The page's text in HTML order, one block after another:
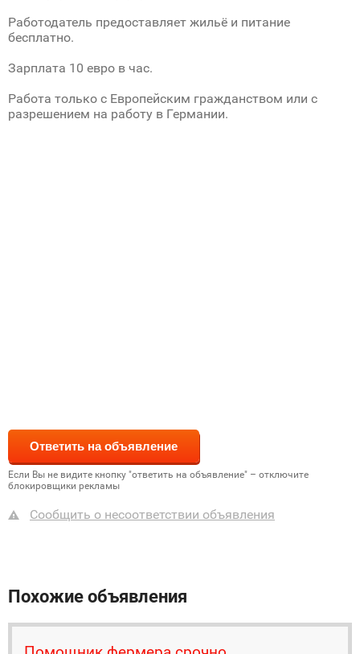
Работодатель предоставляет жильё и питание
бесплатно.
Зарплата 10 евро в час.
Работа только с Европейским гражданством или с
разрешением на работу в Германии.
Если Вы не видите кнопку "ответить на объявление" – отключите
блокировщики рекламы
Сообщить о несоответствии объявления
Похожие объявления